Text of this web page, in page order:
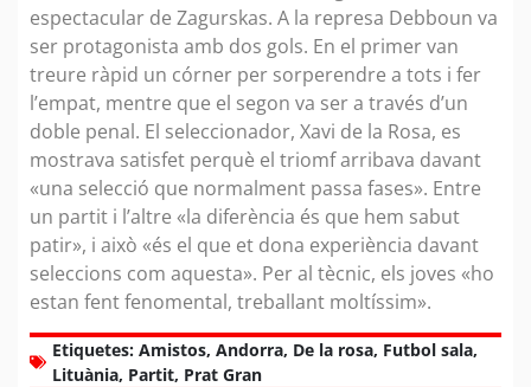
espectacular de Zagurskas. A la represa Debboun va
ser protagonista amb dos gols. En el primer van
treure ràpid un córner per sorperendre a tots i fer
l’empat, mentre que el segon va ser a través d’un
doble penal. El seleccionador, Xavi de la Rosa, es
mostrava satisfet perquè el triomf arribava davant
«una selecció que normalment passa fases». Entre
un partit i l’altre «la diferència és que hem sabut
patir», i això «és el que et dona experiència davant
seleccions com aquesta». Per al tècnic, els joves «ho
estan fent fenomental, treballant moltíssim».
Etiquetes: Amistos, Andorra, De la rosa, Futbol sala,
Lituània, Partit, Prat Gran